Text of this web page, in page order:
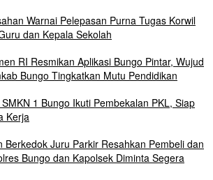
Warnai Pelepasan Purna Tugas Korwil
dan Kepala Sekolah
RI Resmikan Aplikasi Bungo Pintar, Wujud
Bungo Tingkatkan Mutu Pendidikan
1 Bungo Ikuti Pembekalan PKL, Siap
Kerja
Berkedok Juru Parkir Resahkan Pembeli dan
Bungo dan Kapolsek Diminta Segera